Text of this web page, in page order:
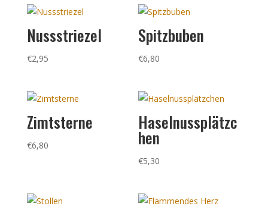
Nussstriezel
€2,95
Spitzbuben
€6,80
Zimtsterne
€6,80
Haselnussplätzc
hen
€5,30